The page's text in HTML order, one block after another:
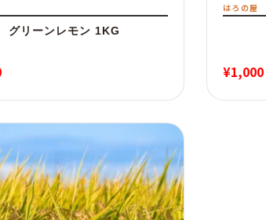
グリーンレモン 1KG
はろの屋
¥1,000